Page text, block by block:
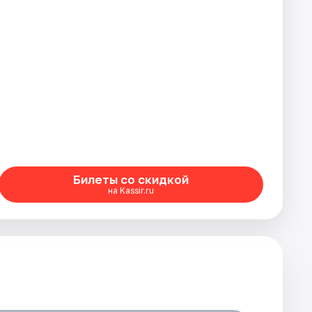
Билеты со скидкой
на Kassir.ru